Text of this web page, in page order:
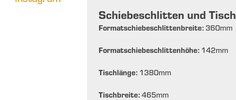
Schiebeschlitten und Tisch
Formatschiebeschlittenbreite: 360mm
Formatschiebeschlittenhöhe: 142mm
Tischlänge: 1380mm
Tischbreite: 465mm